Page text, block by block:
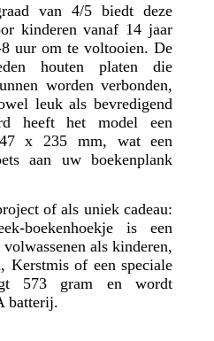
van 4/5 biedt deze
kinderen vanaf 14 jaar
uur om te voltooien. De
houten platen die
worden verbonden,
leuk als bevredigend
heeft het model een
x 235 mm, wat een
aan uw boekenplank
of als uniek cadeau:
boekenhoekje is een
als kinderen,
Kerstmis of een speciale
573 gram en wordt
batterij.